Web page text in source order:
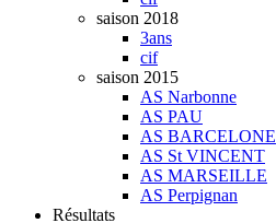
saison 2018
3ans
cif
saison 2015
AS Narbonne
AS PAU
AS BARCELONE
AS St VINCENT
AS MARSEILLE
AS Perpignan
Résultats